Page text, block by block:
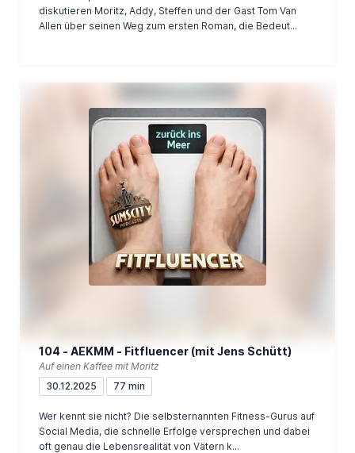
diskutieren Moritz, Addy, Steffen und der Gast Tom Van
Allen über seinen Weg zum ersten Roman, die Bedeut...
104 - AEKMM - Fitfluencer (mit Jens Schütt)
Auf einen Kaffee mit Moritz
30.12.2025
77 min
Wer kennt sie nicht? Die selbsternannten Fitness-Gurus auf
Social Media, die schnelle Erfolge versprechen und dabei
oft genau die Lebensrealität von Vätern k...